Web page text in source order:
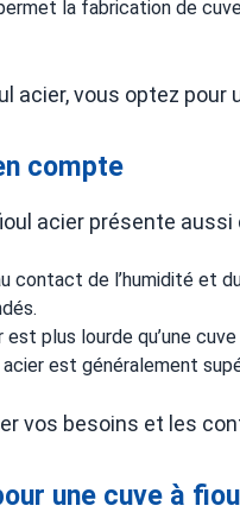
la fabrication de
acier, vous optez pour
compte
acier présente
contact de l’humidité et
est plus lourde qu’une
acier est généralement
vos besoins et les
une cuve à